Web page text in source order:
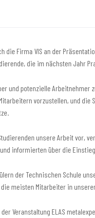
die Firma VIS an der
die im nächsten Jahr
und potenzielle
vorzustellen, und
unsere Arbeit vor,
informierten über die
der Technischen Schule
meisten Mitarbeiter in
Veranstaltung ELAS